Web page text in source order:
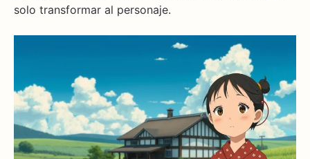
solo transformar al personaje.